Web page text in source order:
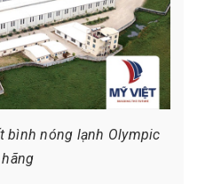
bình nóng lạnh Olympic